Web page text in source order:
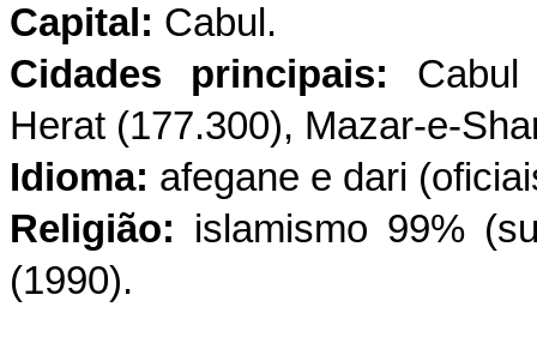
Capital: Cabul.
Cidades principais:
Herat (177.300), Mazar-e-
Idioma: afegane e dari
Religião: islamismo 99%
(1990).